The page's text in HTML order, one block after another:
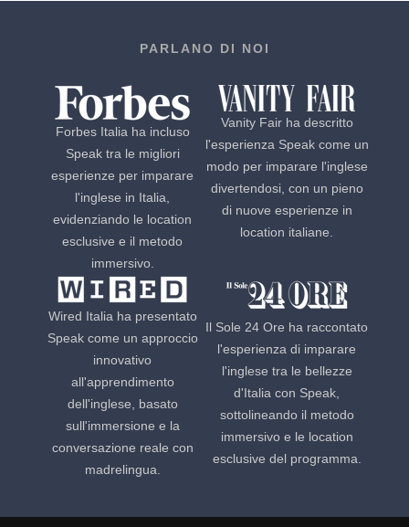
PARLANO DI NOI
Forbes Italia ha incluso
Speak tra le migliori
esperienze per imparare
l'inglese in Italia,
evidenziando le location
esclusive e il metodo
immersivo.
Vanity Fair ha descritto
l'esperienza Speak come un
modo per imparare l'inglese
divertendosi, con un pieno
di nuove esperienze in
location italiane.
Wired Italia ha presentato
Speak come un approccio
innovativo
all'apprendimento
dell'inglese, basato
sull'immersione e la
conversazione reale con
madrelingua.
Il Sole 24 Ore ha raccontato
l'esperienza di imparare
l'inglese tra le bellezze
d'Italia con Speak,
sottolineando il metodo
immersivo e le location
esclusive del programma.